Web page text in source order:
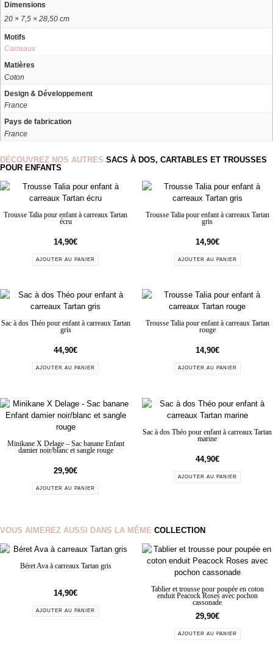
Dimensions
20 × 7,5 × 28,50 cm
Motifs
Carreaux
Matières
Coton
Design & Développement
France
Pays de fabrication
France
DÉCOUVREZ NOS AUTRES SACS À DOS, CARTABLES ET TROUSSES
POUR ENFANTS
Trousse Talia pour enfant à carreaux Tartan
écru
14,90€
AJOUTER AU PANIER
Trousse Talia pour enfant à carreaux Tartan
gris
14,90€
AJOUTER AU PANIER
Sac à dos Théo pour enfant à carreaux Tartan
gris
44,90€
AJOUTER AU PANIER
Trousse Talia pour enfant à carreaux Tartan
rouge
14,90€
AJOUTER AU PANIER
Minikane X Delage – Sac banane Enfant
damier noir/blanc et sangle rouge
29,90€
AJOUTER AU PANIER
Sac à dos Théo pour enfant à carreaux Tartan
marine
44,90€
AJOUTER AU PANIER
VOUS AIMEREZ AUSSI DANS LA MÊME COLLECTION
Béret Ava à carreaux Tartan gris
14,90€
AJOUTER AU PANIER
Tablier et trousse pour poupée en coton
enduit Peacock Roses avec pochon
cassonade
29,90€
AJOUTER AU PANIER